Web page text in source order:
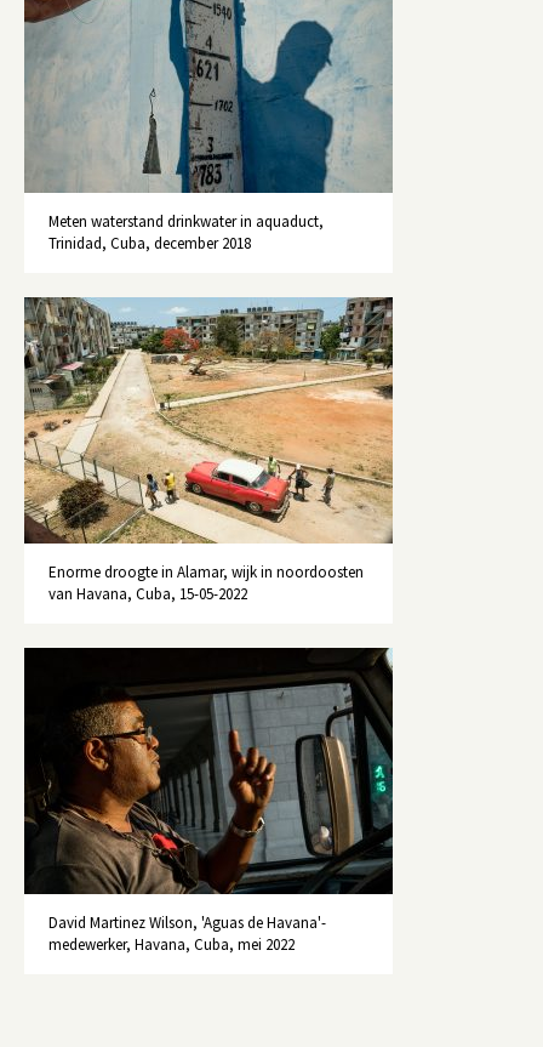
Meten waterstand drinkwater in aquaduct,
Trinidad, Cuba, december 2018
Enorme droogte in Alamar, wijk in noordoosten
van Havana, Cuba, 15-05-2022
David Martinez Wilson, 'Aguas de Havana'-
medewerker, Havana, Cuba, mei 2022